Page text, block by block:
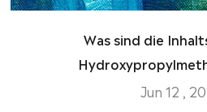
Was sind die
Jun 12 ,